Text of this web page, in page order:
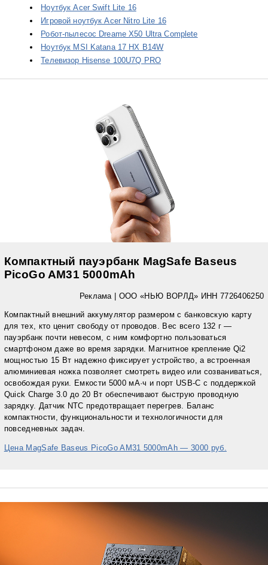
Ноутбук Acer Swift Lite 16
Игровой ноутбук Acer Nitro Lite 16
Робот-пылесос Dreame X50 Ultra Complete
Ноутбук MSI Katana 17 HX B14W
Телевизор Hisense 100U7Q PRO
Компактный пауэрбанк MagSafe Baseus
PicoGo AM31 5000mAh
Реклама | ООО «НЬЮ ВОРЛД» ИНН 7726406250
Компактный внешний аккумулятор размером с банковскую карту
для тех, кто ценит свободу от проводов. Вес всего 132 г —
пауэрбанк почти невесом, с ним комфортно пользоваться
смартфоном даже во время зарядки. Магнитное крепление Qi2
мощностью 15 Вт надежно фиксирует устройство, а встроенная
алюминиевая ножка позволяет смотреть видео или созваниваться,
освобождая руки. Емкости 5000 мА·ч и порт USB-C с поддержкой
Quick Charge 3.0 до 20 Вт обеспечивают быструю проводную
зарядку. Датчик NTC предотвращает перегрев. Баланс
компактности, функциональности и технологичности для
повседневных задач.
Цена MagSafe Baseus PicoGo AM31 5000mAh — 3000 руб.